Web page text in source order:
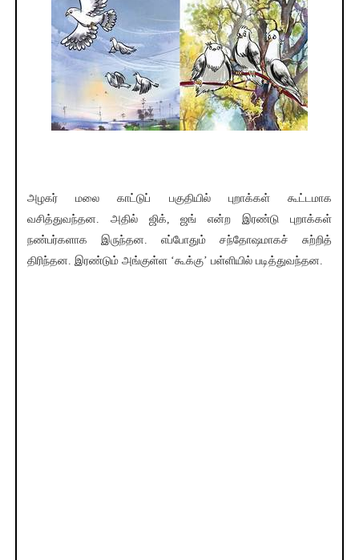
அழகர் மலை காட்டுப் பகுதியில் புறாக்கள் கூட்டமாக
வசித்துவந்தன. அதில் ஜிக், ஜங் என்ற இரண்டு புறாக்கள்
நண்பர்களாக இருந்தன. எப்போதும் சந்தோஷமாகச் சுற்றித்
திரிந்தன. இரண்டும் அங்குள்ள ‘கூக்கு’ பள்ளியில் படித்துவந்தன.